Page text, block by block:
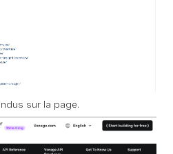
sur la page.